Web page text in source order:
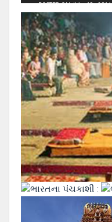
POSTED ON JUL - 19 - 2014